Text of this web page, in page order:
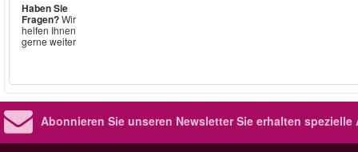
Haben Sie
Fragen?Wir
helfen Ihnen
gerne weiter
Abonnieren Sie unseren NewsletterSie erhalten spezielle